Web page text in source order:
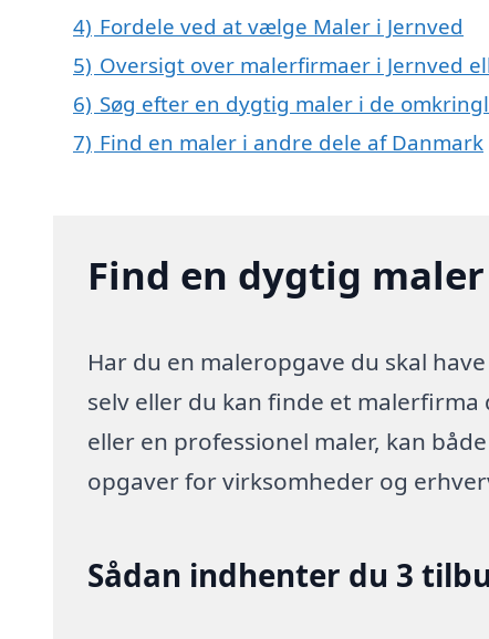
4) Fordele ved at vælge Maler i Jernved
5) Oversigt over malerfirmaer i Jernved
6) Søg efter en dygtig maler i de
7) Find en maler i andre dele af Danmark
Find en dygtig
Har du en maleropgave du skal
selv eller du kan finde et
eller en professionel maler, kan
opgaver for virksomheder og
Sådan indhenter du 3